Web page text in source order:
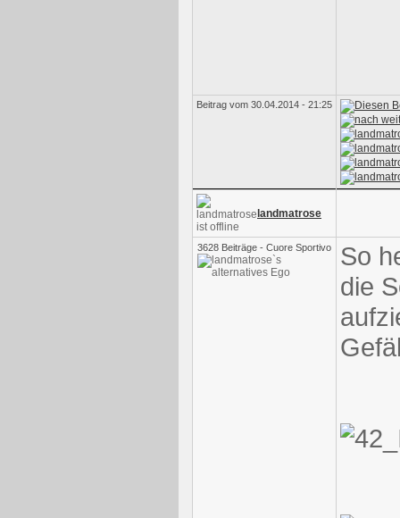
Beitrag vom 30.04.2014 - 21:25
landmatrose
3628 Beiträge - Cuore Sportivo
So
die